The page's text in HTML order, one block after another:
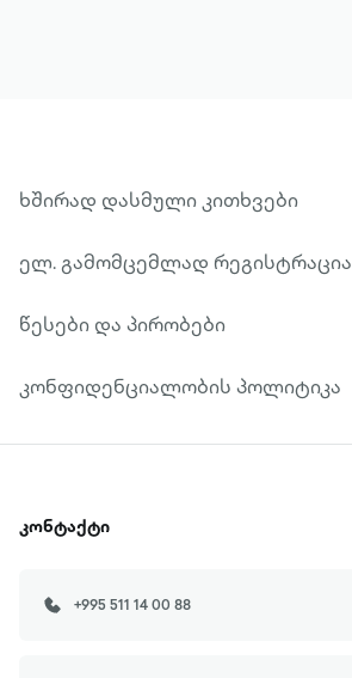
ხშირად დასმული კითხვები
ელ. გამომცემლად რეგისტრაცია
წესები და პირობები
კონფიდენციალობის პოლიტიკა
კონტაქტი
+995 511 14 00 88